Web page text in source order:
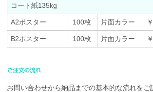
コート紙135kg
A2ポスター 100枚 片面カラー
B2ポスター 100枚 片面カラー
お問い合わせから納品までの基本的な流れをご